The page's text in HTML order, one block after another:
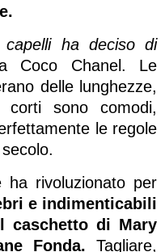
ha deciso di
Coco Chanel. Le
delle lunghezze,
corti sono comodi,
le regole
ha rivoluzionato per
e indimenticabili
caschetto di Mary
Fonda. Tagliare,